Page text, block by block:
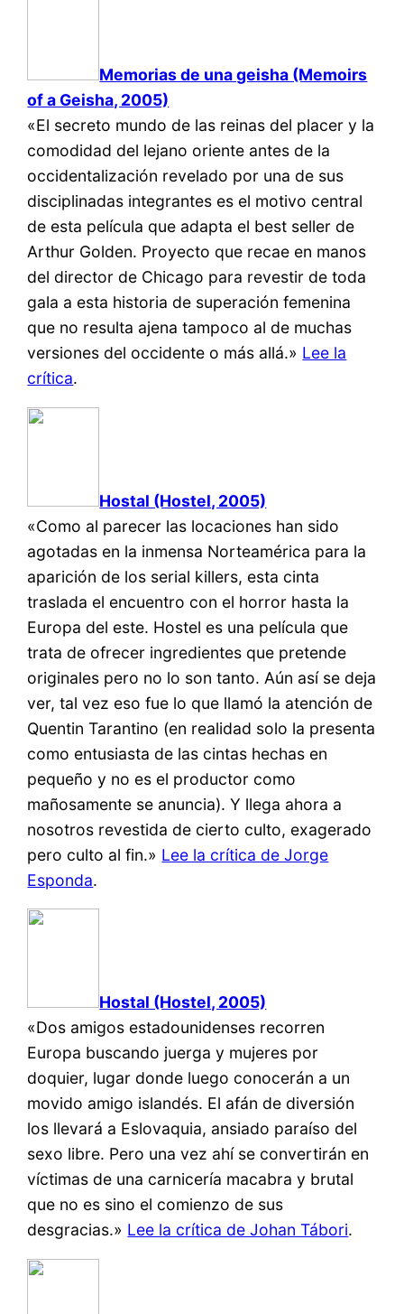
Memorias de una geisha (Memoirs
of a Geisha, 2005)
«El secreto mundo de las reinas del placer y la
comodidad del lejano oriente antes de la
occidentalización revelado por una de sus
disciplinadas integrantes es el motivo central
de esta película que adapta el best seller de
Arthur Golden. Proyecto que recae en manos
del director de Chicago para revestir de toda
gala a esta historia de superación femenina
que no resulta ajena tampoco al de muchas
versiones del occidente o más allá.» Lee la
crítica.
Hostal (Hostel, 2005)
«Como al parecer las locaciones han sido
agotadas en la inmensa Norteamérica para la
aparición de los serial killers, esta cinta
traslada el encuentro con el horror hasta la
Europa del este. Hostel es una película que
trata de ofrecer ingredientes que pretende
originales pero no lo son tanto. Aún así se deja
ver, tal vez eso fue lo que llamó la atención de
Quentin Tarantino (en realidad solo la presenta
como entusiasta de las cintas hechas en
pequeño y no es el productor como
mañosamente se anuncia). Y llega ahora a
nosotros revestida de cierto culto, exagerado
pero culto al fin.» Lee la crítica de Jorge
Esponda.
Hostal (Hostel, 2005)
«Dos amigos estadounidenses recorren
Europa buscando juerga y mujeres por
doquier, lugar donde luego conocerán a un
movido amigo islandés. El afán de diversión
los llevará a Eslovaquia, ansiado paraíso del
sexo libre. Pero una vez ahí se convertirán en
víctimas de una carnicería macabra y brutal
que no es sino el comienzo de sus
desgracias.» Lee la crítica de Johan Tábori.